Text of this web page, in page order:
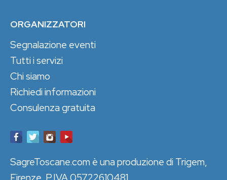
ORGANIZZATORI
Segnalazione eventi
Tutti i servizi
Chi siamo
Richiedi informazioni
Consulenza gratuita
SagreToscane.com è una produzione di Trigem,